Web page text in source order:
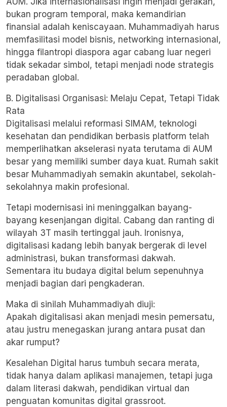
bukan program temporal, maka kemandirian
finansial adalah keniscayaan. Muhammadiyah harus
memfasilitasi model bisnis, networking internasional,
hingga filantropi diaspora agar cabang luar negeri
tidak sekadar simbol, tetapi menjadi node strategis
peradaban global.
B. Digitalisasi Organisasi: Melaju Cepat, Tetapi Tidak
Rata
Digitalisasi melalui reformasi SIMAM, teknologi
kesehatan dan pendidikan berbasis platform telah
memperlihatkan akselerasi nyata terutama di AUM
besar yang memiliki sumber daya kuat. Rumah sakit
besar Muhammadiyah semakin akuntabel, sekolah-
sekolahnya makin profesional.
Tetapi modernisasi ini meninggalkan bayang-
bayang kesenjangan digital. Cabang dan ranting di
wilayah 3T masih tertinggal jauh. Ironisnya,
digitalisasi kadang lebih banyak bergerak di level
administrasi, bukan transformasi dakwah.
Sementara itu budaya digital belum sepenuhnya
menjadi bagian dari pengkaderan.
Maka di sinilah Muhammadiyah diuji:
Apakah digitalisasi akan menjadi mesin pemersatu,
atau justru menegaskan jurang antara pusat dan
akar rumput?
Kesalehan Digital harus tumbuh secara merata,
tidak hanya dalam aplikasi manajemen, tetapi juga
dalam literasi dakwah, pendidikan virtual dan
penguatan komunitas digital grassroot.